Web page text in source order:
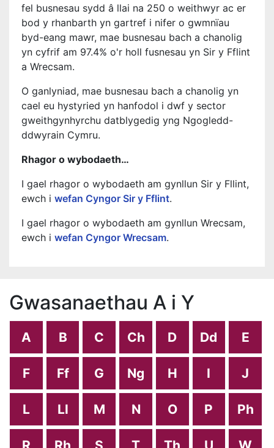
fel busnesau sydd â llai na 250 o weithwyr ac er
bod y rhanbarth yn gartref i nifer o gwmnïau
byd-eang mawr, mae busnesau bach a chanolig
yn cyfrif am 97.4% o'r holl fusnesau yn Sir y Fflint
a Wrecsam.
O ganlyniad, mae busnesau bach a chanolig yn
cael eu hystyried yn hanfodol i dwf y sector
gweithgynhyrchu datblygedig yng Ngogledd-
ddwyrain Cymru.
Rhagor o wybodaeth…
I gael rhagor o wybodaeth am gynllun Sir y Fllint,
ewch i wefan Cyngor Sir y Fflint.
I gael rhagor o wybodaeth am gynllun Wrecsam,
ewch i wefan Cyngor Wrecsam.
Gwasanaethau A i Y
A B C Ch D Dd E
F Ff G Ng H I J
L Ll M N O P Ph